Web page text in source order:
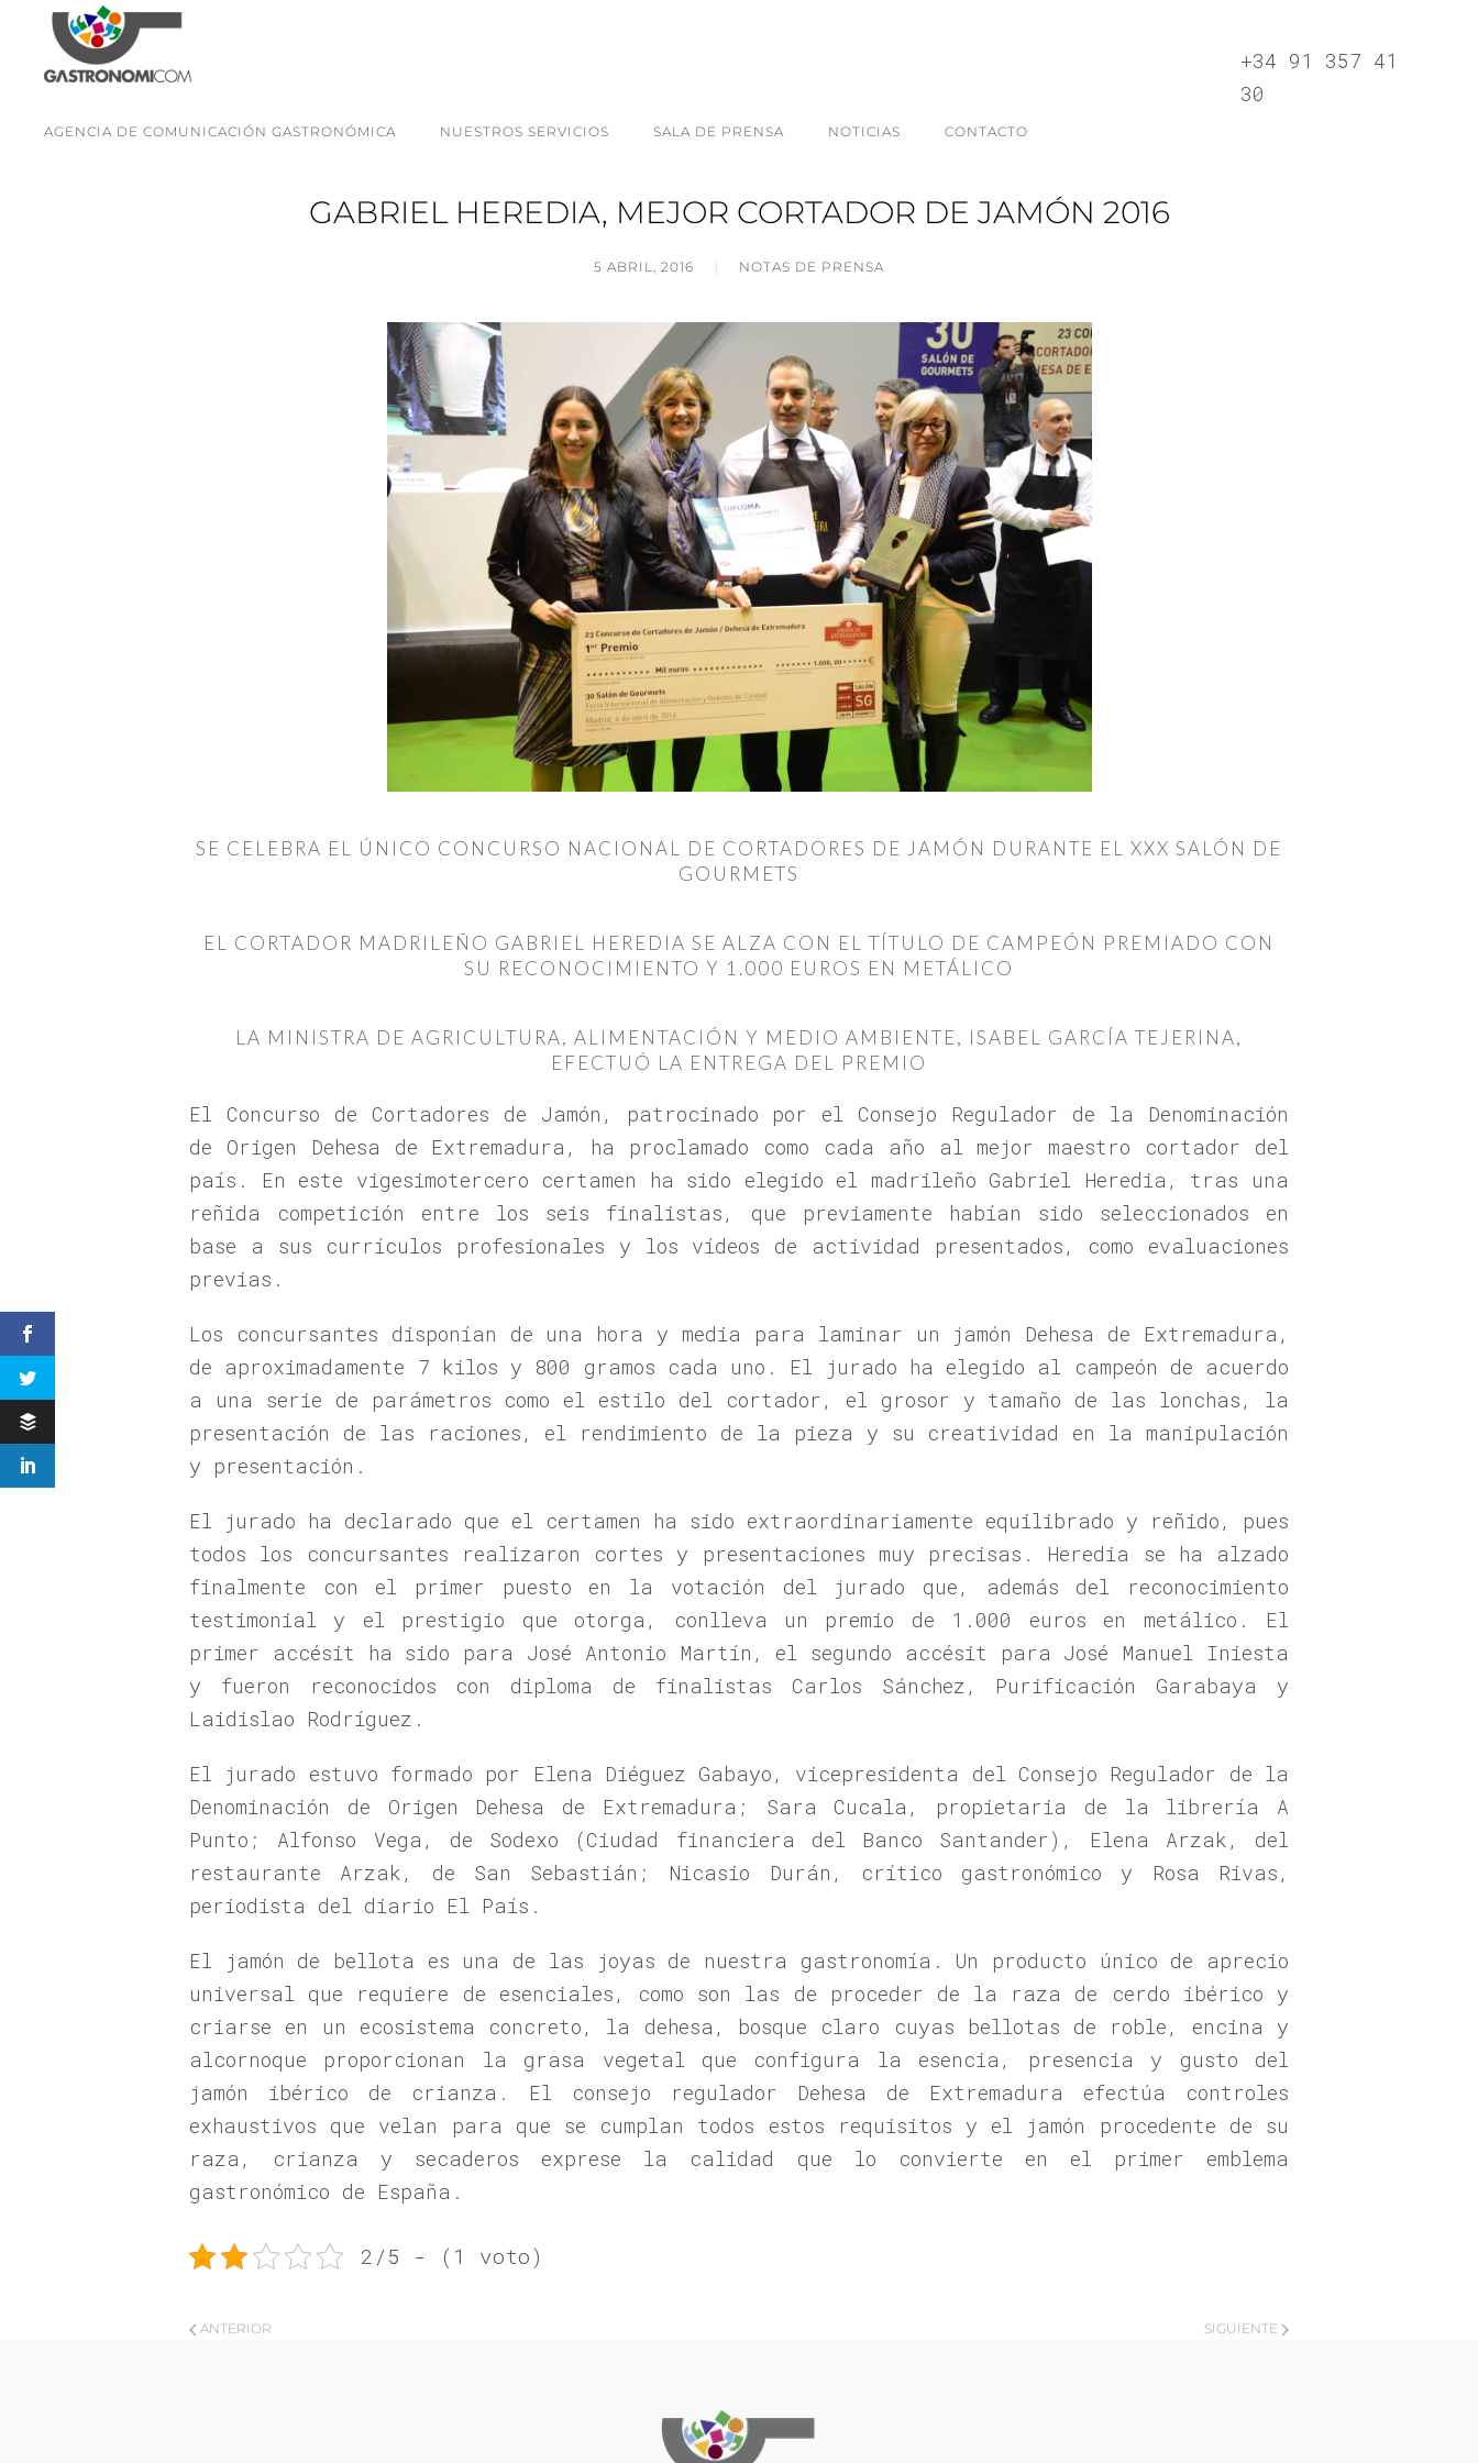
AGENCIA DE COMUNICACIÓN GASTRONÓMICA NUESTROS SERVICIOS SALA DE PRENSA NOTICIAS CONTACTO
+34 91 357 41
30
GABRIEL HEREDIA, MEJOR CORTADOR DE JAMÓN 2016
5 ABRIL, 2016 NOTAS DE PRENSA
SE CELEBRA EL ÚNICO CONCURSO NACIONAL DE CORTADORES DE JAMÓN DURANTE EL XXX SALÓN DE
GOURMETS
EL CORTADOR MADRILEÑO GABRIEL HEREDIA SE ALZA CON EL TÍTULO DE CAMPEÓN PREMIADO CON
SU RECONOCIMIENTO Y 1.000 EUROS EN METÁLICO
LA MINISTRA DE AGRICULTURA, ALIMENTACIÓN Y MEDIO AMBIENTE, ISABEL GARCÍA TEJERINA,
EFECTUÓ LA ENTREGA DEL PREMIO
El Concurso de Cortadores de Jamón, patrocinado por el Consejo Regulador de la Denominación
de Origen Dehesa de Extremadura, ha proclamado como cada año al mejor maestro cortador del
país. En este vigesimotercero certamen ha sido elegido el madrileño Gabriel Heredia, tras una
reñida competición entre los seis finalistas, que previamente habían sido seleccionados en
base a sus currículos profesionales y los vídeos de actividad presentados, como evaluaciones
previas.
Los concursantes disponían de una hora y media para laminar un jamón Dehesa de Extremadura,
de aproximadamente 7 kilos y 800 gramos cada uno. El jurado ha elegido al campeón de acuerdo
a una serie de parámetros como el estilo del cortador, el grosor y tamaño de las lonchas, la
presentación de las raciones, el rendimiento de la pieza y su creatividad en la manipulación
y presentación.
El jurado ha declarado que el certamen ha sido extraordinariamente equilibrado y reñido, pues
todos los concursantes realizaron cortes y presentaciones muy precisas. Heredia se ha alzado
finalmente con el primer puesto en la votación del jurado que, además del reconocimiento
testimonial y el prestigio que otorga, conlleva un premio de 1.000 euros en metálico. El
primer accésit ha sido para José Antonio Martín, el segundo accésit para José Manuel Iniesta
y fueron reconocidos con diploma de finalistas Carlos Sánchez, Purificación Garabaya y
Laidislao Rodríguez.
El jurado estuvo formado por Elena Diéguez Gabayo, vicepresidenta del Consejo Regulador de la
Denominación de Origen Dehesa de Extremadura; Sara Cucala, propietaria de la librería A
Punto; Alfonso Vega, de Sodexo (Ciudad financiera del Banco Santander), Elena Arzak, del
restaurante Arzak, de San Sebastián; Nicasio Durán, crítico gastronómico y Rosa Rivas,
periodista del diario El País.
El jamón de bellota es una de las joyas de nuestra gastronomía. Un producto único de aprecio
universal que requiere de esenciales, como son las de proceder de la raza de cerdo ibérico y
criarse en un ecosistema concreto, la dehesa, bosque claro cuyas bellotas de roble, encina y
alcornoque proporcionan la grasa vegetal que configura la esencia, presencia y gusto del
jamón ibérico de crianza. El consejo regulador Dehesa de Extremadura efectúa controles
exhaustivos que velan para que se cumplan todos estos requisitos y el jamón procedente de su
raza, crianza y secaderos exprese la calidad que lo convierte en el primer emblema
gastronómico de España.
2/5 - (1 voto)
ANTERIOR SIGUIENTE